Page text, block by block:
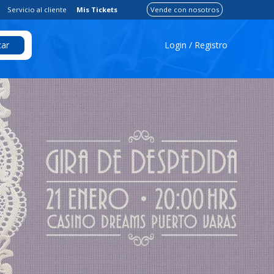
Servicio al cliente Mis Tickets Vende con nosotros
Login / Registro